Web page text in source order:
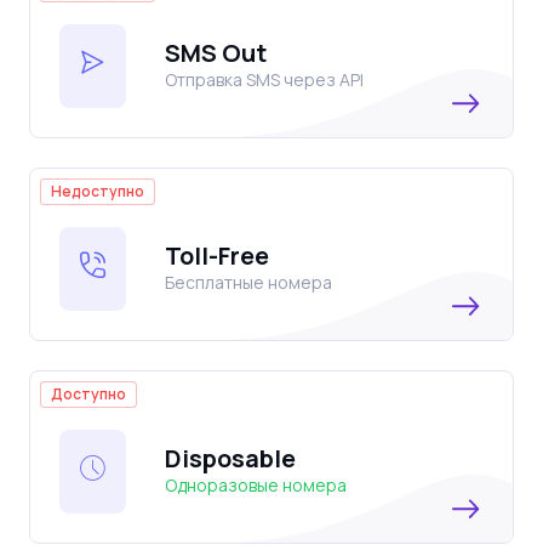
SMS Out
Отправка SMS через API
Недоступно
Toll-Free
Бесплатные номера
Доступно
Disposable
Одноразовые номера